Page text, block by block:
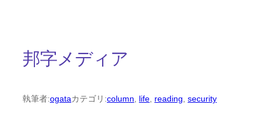
邦字メディア
執筆者:ogataカテゴリ:column, life, reading, security